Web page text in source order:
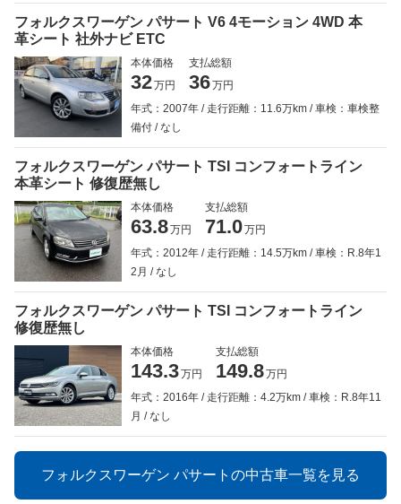
フォルクスワーゲン パサート V6 4モーション 4WD 本
革シート 社外ナビ ETC
本体価格
32万円
支払総額
36万円
年式：2007年
走行距離：11.6万km
車検：車検整
備付
なし
フォルクスワーゲン パサート TSI コンフォートライン
本革シート 修復歴無し
本体価格
63.8万円
支払総額
71.0万円
年式：2012年
走行距離：14.5万km
車検：R.8年1
2月
なし
フォルクスワーゲン パサート TSI コンフォートライン
修復歴無し
本体価格
143.3万円
支払総額
149.8万円
年式：2016年
走行距離：4.2万km
車検：R.8年11
月
なし
フォルクスワーゲン パサートの中古車一覧を見る